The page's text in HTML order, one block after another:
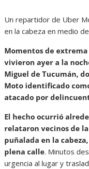
Un repartidor de Uber
en la cabeza en medio
Momentos de
vivieron ayer a la
Miguel de Tucumán,
Moto identificado
atacado por
El hecho ocurrió
relataron vecinos de
puñalada en la
plena calle. Minutos
urgencia al lugar y